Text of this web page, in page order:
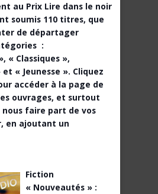
au Prix Lire dans le noir
soumis 110 titres, que
de départager
:
« Classiques »,
« Jeunesse ». Cliquez
accéder à la page de
ouvrages, et surtout
nous faire part de vos
en ajoutant un
Fiction
« Nouveautés » :